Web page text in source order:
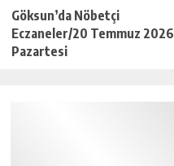
Göksun’da Nöbetçi
Eczaneler/20 Temmuz 2026
Pazartesi